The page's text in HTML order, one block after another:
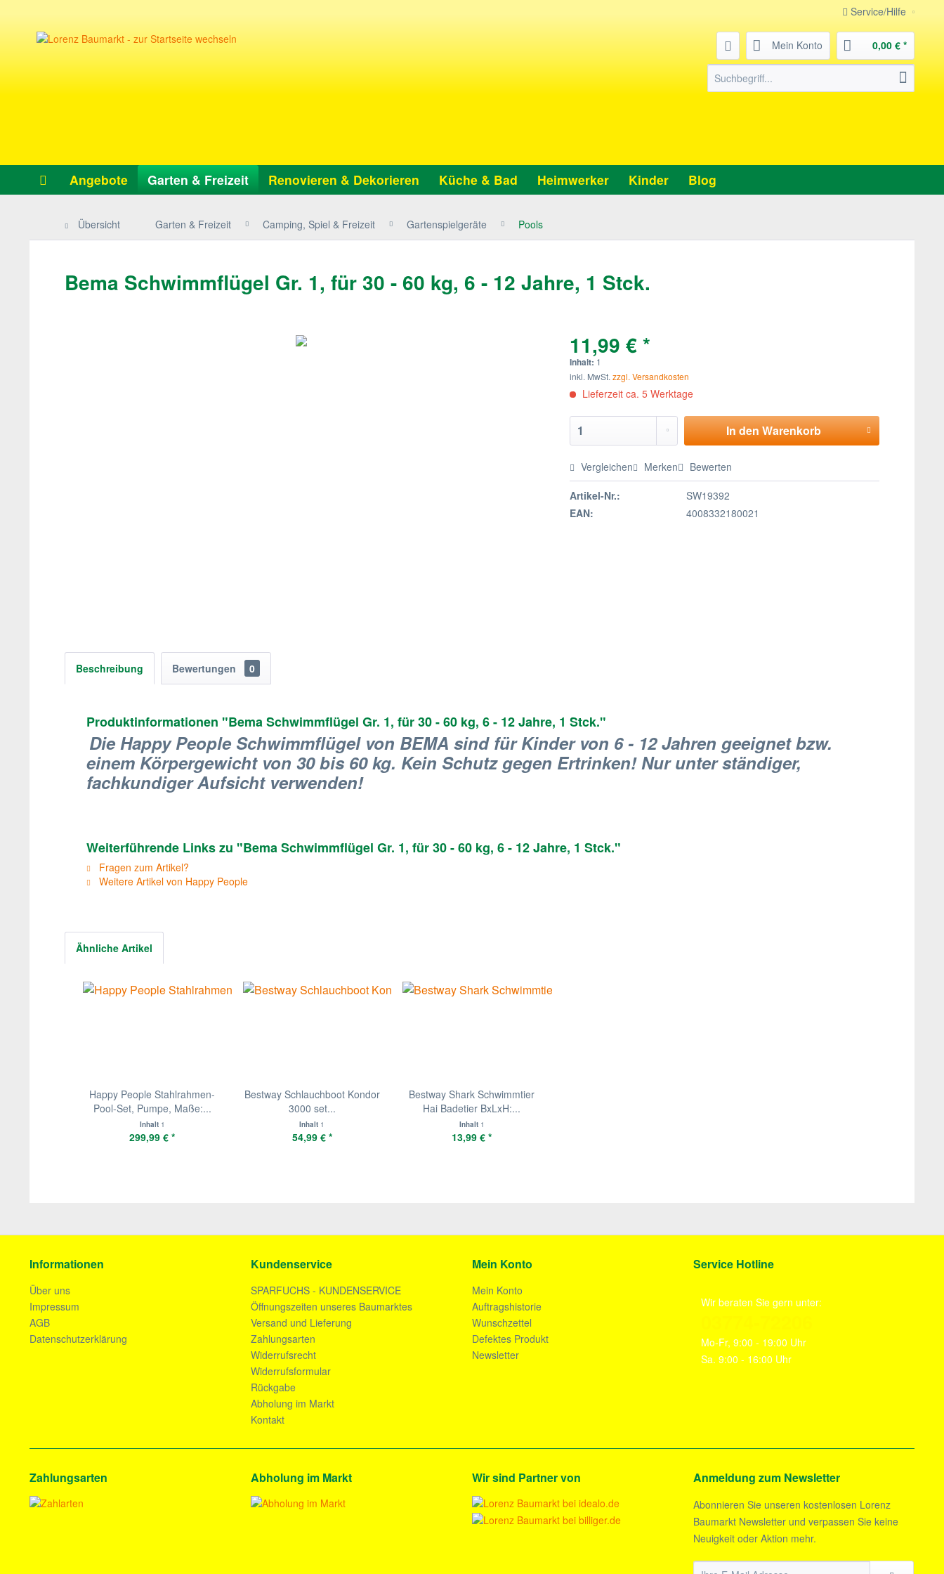
Service/Hilfe
Mein Konto 0,00 € *
Angebote Garten & Freizeit Renovieren & Dekorieren Küche & Bad Heimwerker Kinder Blog
Übersicht Garten & Freizeit Camping, Spiel & Freizeit Gartenspielgeräte Pools
Bema Schwimmflügel Gr. 1, für 30 - 60 kg, 6 - 12 Jahre, 1 Stck.
11,99 € *
Inhalt: 1
inkl. MwSt.zzgl. Versandkosten
Lieferzeit ca. 5 Werktage
In denWarenkorb
Vergleichen Merken Bewerten
Artikel-Nr.:
SW19392
EAN:
4008332180021
Beschreibung Bewertungen 0
Produktinformationen "Bema Schwimmflügel Gr. 1, für 30 - 60 kg, 6 - 12 Jahre, 1 Stck."
Die Happy People Schwimmflügel von BEMA sind für Kinder von 6 - 12 Jahren geeignet bzw.
einem Körpergewicht von 30 bis 60 kg. Kein Schutz gegen Ertrinken! Nur unter ständiger,
fachkundiger Aufsicht verwenden!
Weiterführende Links zu "Bema Schwimmflügel Gr. 1, für 30 - 60 kg, 6 - 12 Jahre, 1 Stck."
Fragen zum Artikel?
Weitere Artikel von Happy People
Ähnliche Artikel
Happy People Stahlrahmen-
Pool-Set, Pumpe, Maße:...
Inhalt 1
299,99 € *
Bestway Schlauchboot Kondor
3000 set...
Inhalt 1
54,99 € *
Bestway Shark Schwimmtier
Hai Badetier BxLxH:...
Inhalt 1
13,99 € *
Informationen
Über uns
Impressum
AGB
Datenschutzerklärung
Kundenservice
SPARFUCHS - KUNDENSERVICE
Öffnungszeiten unseres Baumarktes
Versand und Lieferung
Zahlungsarten
Widerrufsrecht
Widerrufsformular
Rückgabe
Abholung im Markt
Kontakt
Mein Konto
Mein Konto
Auftragshistorie
Wunschzettel
Defektes Produkt
Newsletter
Service Hotline
Wir beraten Sie gern unter:
Mo-Fr, 9:00 - 19:00 Uhr
Sa. 9:00 - 16:00 Uhr
Zahlungsarten Abholung im Markt Wir sind Partner von Anmeldung zum Newsletter
Abonnieren Sie unseren kostenlosen Lorenz
Baumarkt Newsletter und verpassen Sie keine
Neuigkeit oder Aktion mehr.